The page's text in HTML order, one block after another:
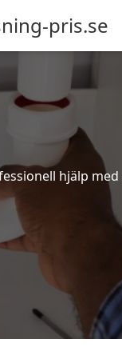
pris.se
hjälp